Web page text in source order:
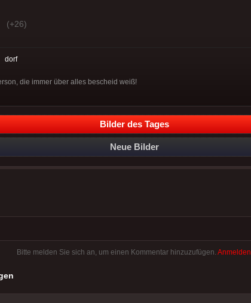
(+26)
dorf
die immer über alles bescheid weiß!
Bilder des Tages
Neue Bilder
Bitte melden Sie sich an, um einen Kommentar hinzuzufügen. Anmelden